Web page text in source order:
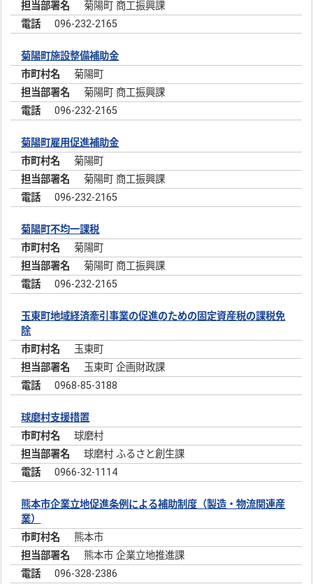
菊陽町 商工振興課
096-232-2165
菊陽町施設整備補助金
菊陽町
菊陽町 商工振興課
096-232-2165
菊陽町雇用促進補助金
菊陽町
菊陽町 商工振興課
096-232-2165
菊陽町不均一課税
菊陽町
菊陽町 商工振興課
096-232-2165
玉東町地域経済牽引事業の促進のための固定資産税の課税免
除
玉東町
玉東町 企画財政課
0968-85-3188
球磨村支援措置
球磨村
球磨村 ふるさと創生課
0966-32-1114
熊本市企業立地促進条例による補助制度（製造・物流関連産
業）
熊本市
熊本市 企業立地推進課
096-328-2386